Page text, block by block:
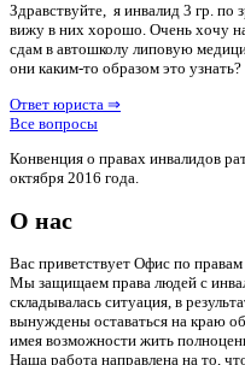
Здравствуйте, я инвалид 3 гр.
вижу в них хорошо. Очень хочу
сдам в автошколу липовую
они каким-то образом это узнать?
Ответ юриста ⇒
Все вопросы
Конвенция о правах инвалидов
октября 2016 года.
О нас
Вас приветствует Офис по
Мы защищаем права людей с
складывалась ситуация, в
вынуждены оставаться на краю
имея возможности жить
Наша работа направлена на то,